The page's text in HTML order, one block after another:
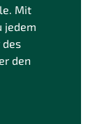
Mit
jedem
des
den